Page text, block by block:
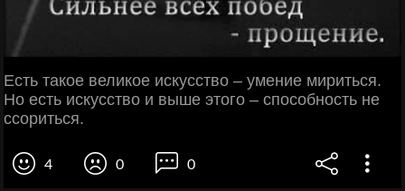
Есть такое великое искусство – умение мириться.
Но есть искусство и выше этого – способность не
ссориться.
4 0 0